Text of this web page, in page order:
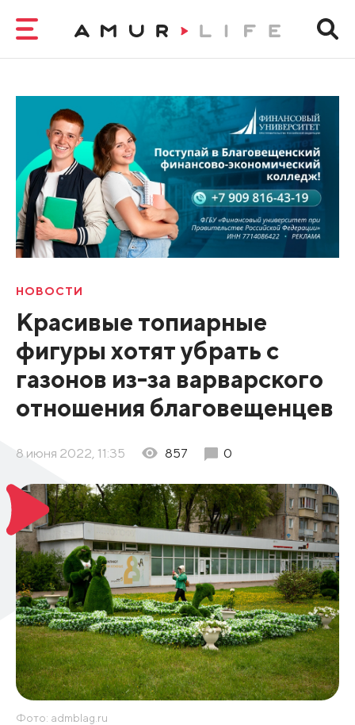
НОВОСТИ
Красивые топиарные
фигуры хотят убрать с
газонов из-за варварского
отношения благовещенцев
8 июня 2022, 11:35 857 0
Фото: admblag.ru